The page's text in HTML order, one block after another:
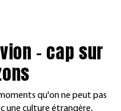
– cap sur
qu'on ne peut pas
une culture étrangère,